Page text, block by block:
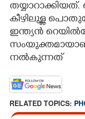
CONTACT US
കീഴിലുള്ള
ഇന്ത്യൻ
നൽകുന്നത്‌
RELATED TOPICS: